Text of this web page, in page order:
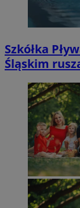
Szkółka
Śląskim